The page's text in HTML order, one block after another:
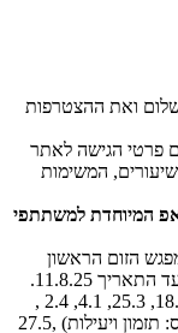
ואת ההצטרפות
פרטי הגישה לאתר
המשימות
המיוחדת למשתתפי
ובו יתקיים מפגש הזום הראשון
11.8.25.
תאריכי המפגשים ושיעורי הבונוס: 11.3, 18.3, 25.3, 4.1, 2.4 ,